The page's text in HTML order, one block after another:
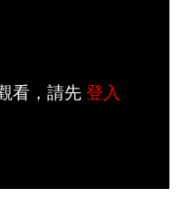
看，請先登入